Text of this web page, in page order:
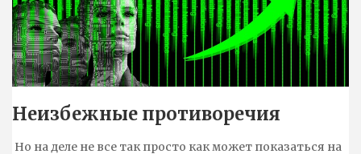
Неизбежные противоречия
Но на деле не все так просто как может показаться на